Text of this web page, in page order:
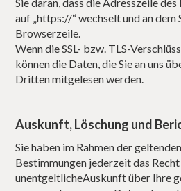
auf „https://“ wechselt und an
Browserzeile.
Wenn die SSL- bzw. TLS-
können die Daten, die Sie an uns
Dritten mitgelesen werden.
Auskunft, Löschung und
Sie haben im Rahmen der
Bestimmungen jederzeit das
unentgeltlicheAuskunft über Ihre